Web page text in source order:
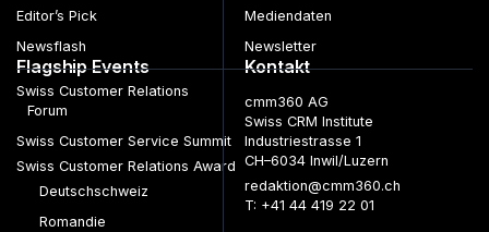
Editor’s Pick
Newsflash
Mediendaten
Newsletter
Flagship Events
Swiss Customer Relations
Forum
Swiss Customer Service Summit
Swiss Customer Relations Award
Deutschschweiz
Romandie
Kontakt
cmm360 AG
Swiss CRM Institute
Industriestrasse 1
CH–6034 Inwil/Luzern
redaktion@cmm360.ch
T: +41 44 419 22 01